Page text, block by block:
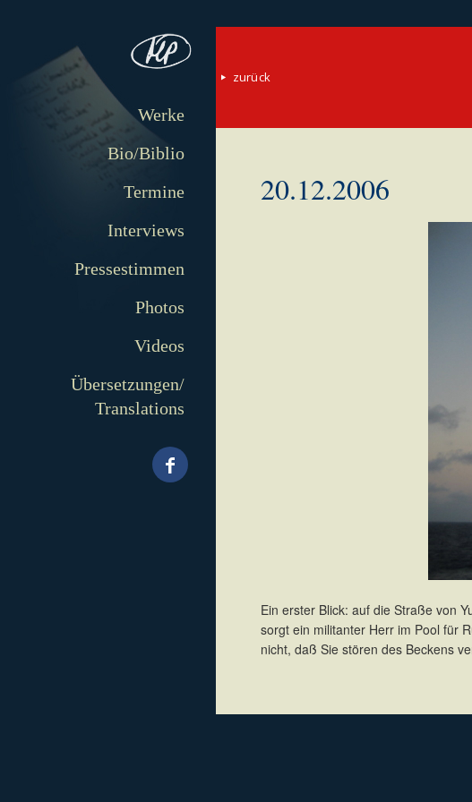
Werke
Bio/Biblio
Termine
Interviews
Pressestimmen
Photos
Videos
Übersetzungen/
Translations
zurück
20.12.2006
Ein erster Blick: auf die Straße von
sorgt ein militanter Herr im Pool für
nicht, daß Sie stören des Beckens